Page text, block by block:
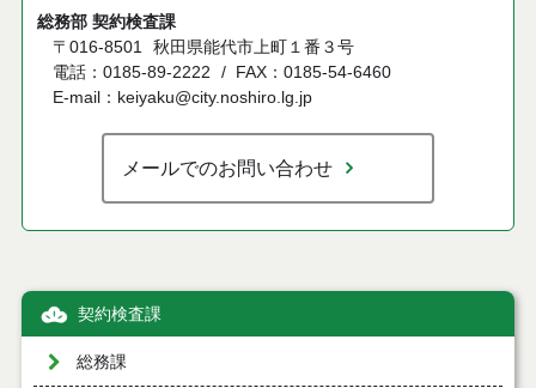
総務部 契約検査課
〒016-8501 秋田県能代市上町１番３号
電話：0185-89-2222
FAX：0185-54-6460
E-mail：keiyaku@city.noshiro.lg.jp
メールでのお問い合わせ
契約検査課
総務課